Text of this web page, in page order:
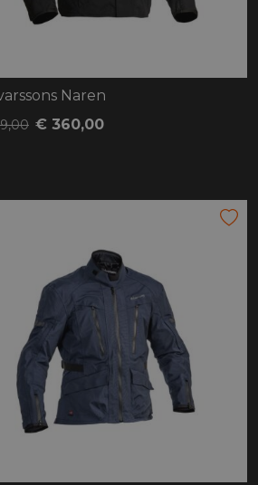
Naren
€ 360,00